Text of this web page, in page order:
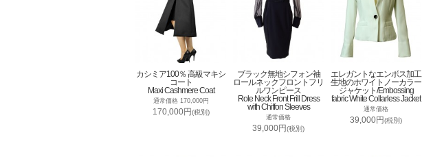
カシミア100％ 高級マキシ
コート
Maxi Cashmere Coat
通常価格 170,000円
170,000円(税別)
ブラック無地シフォン袖
ロールネックフロントフリ
ルワンピース
Role Neck Front Frill Dress
with Chiffon Sleeves
通常価格
39,000円(税別)
エレガントなエンボス加工
生地のホワイトノーカラー
ジャケット/Embossing
fabric White Collarless Jacket
通常価格
39,000円(税別)